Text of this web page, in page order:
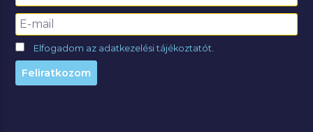
Elfogadom az adatkezelési tájékoztatót.